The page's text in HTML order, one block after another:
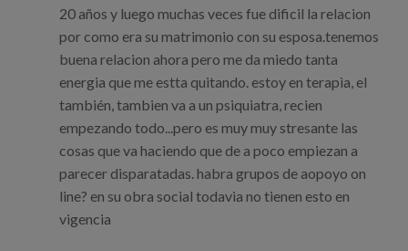
20 años y luego muchas veces fue dificil la relacion
por como era su matrimonio con su esposa.tenemos
buena relacion ahora pero me da miedo tanta
energia que me estta quitando. estoy en terapìa, el
también, tambien va a un psiquiatra, recien
empezando todo...pero es muy muy stresante las
cosas que va haciendo que de a poco empiezan a
parecer disparatadas. habra grupos de aopoyo on
line? en su obra social todavia no tienen esto en
vigencia